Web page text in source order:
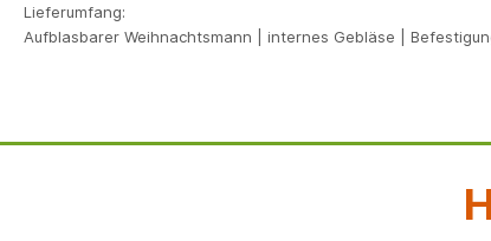
Lieferumfang:
Aufblasbarer Weihnachtsmann | internes Gebläse |